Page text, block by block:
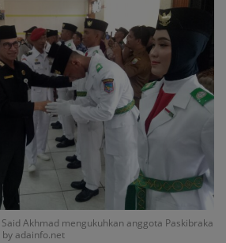
Akhmad mengukuhkan anggota Paskibraka
by adainfo.net